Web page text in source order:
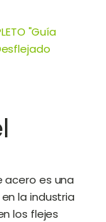
"Guía
acero es una
la industria
los flejes